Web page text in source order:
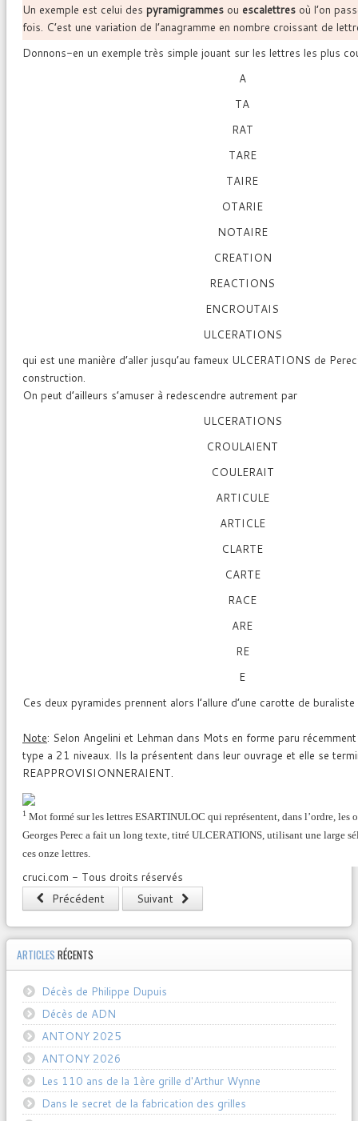
Un exemple est celui des pyramigrammes ou escalettres où l’on
fois. C’est une variation de l’anagramme en nombre croissant de
Donnons-en un exemple très simple jouant sur les lettres les plus
A
TA
RAT
TARE
TAIRE
OTARIE
NOTAIRE
CREATION
REACTIONS
ENCROUTAIS
ULCERATIONS
qui est une manière d’aller jusqu’au fameux ULCERATIONS de Perec
construction.
On peut d’ailleurs s’amuser à redescendre autrement par
ULCERATIONS
CROULAIENT
COULERAIT
ARTICULE
ARTICLE
CLARTE
CARTE
RACE
ARE
RE
E
Ces deux pyramides prennent alors l’allure d’une carotte de buraliste
Note: Selon Angelini et Lehman dans Mots en forme paru
type a 21 niveaux. Ils la présentent dans leur ouvrage et elle se
REAPPROVISIONNERAIENT.
1 Mot formé sur les lettres ESARTINULOC qui représentent, dans l’ordre, les
Georges Perec a fait un long texte, titré ULCERATIONS, utilisant une large
ces onze lettres.
cruci.com - Tous droits réservés
Précédent Suivant
ARTICLES RÉCENTS
Décès de Philippe Dupuis
Décès de ADN
ANTONY 2025
ANTONY 2026
Les 110 ans de la 1ère grille d'Arthur Wynne
Dans le secret de la fabrication des grilles